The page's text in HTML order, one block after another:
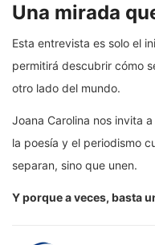
Una mirada
Esta entrevista es solo el
permitirá descubrir cómo
otro lado del mundo.
Joana Carolina nos invita
la poesía y el periodismo
separan, sino que unen.
Y porque a veces, basta